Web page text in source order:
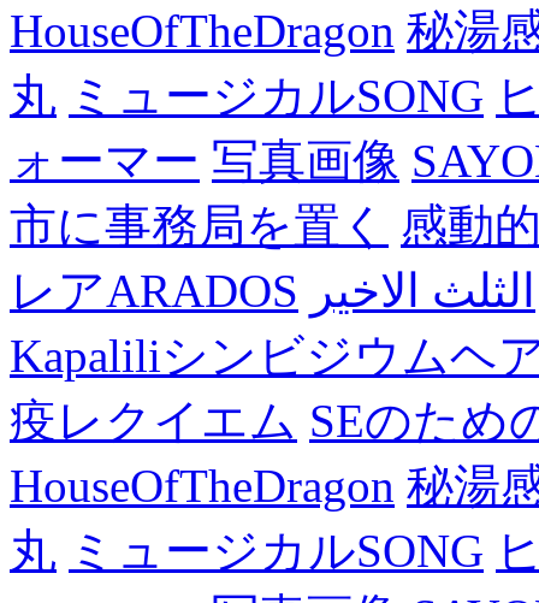
HouseOfTheDragon 秘湯
丸 ミュージカルSONG
ォーマー 写真画像
市に事務局を置く
感動
レアARADOS الثلث الاخير
Kapaliliシンビジウムヘ
疫レクイエム SEのため
HouseOfTheDragon 秘湯
丸 ミュージカルSONG